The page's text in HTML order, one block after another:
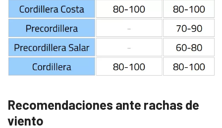
Recomendaciones ante rachas de
viento